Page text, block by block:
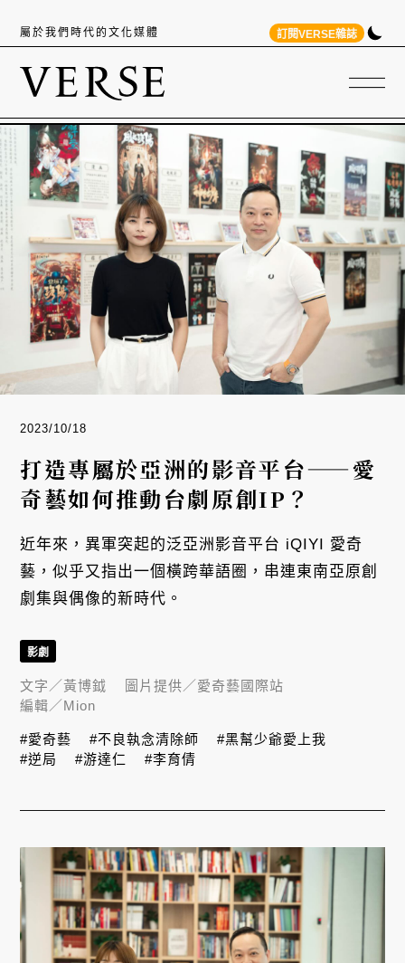
屬於我們時代的文化媒體 訂閱VERSE雜誌
2023/10/18
打造專屬於亞洲的影音平台——愛
奇藝如何推動台劇原創IP？
近年來，異軍突起的泛亞洲影音平台 iQIYI 愛奇
藝，似乎又指出一個橫跨華語圈，串連東南亞原創
劇集與偶像的新時代。
影劇
文字／黃博鉞 圖片提供／愛奇藝國際站
編輯／Mion
#愛奇藝 #不良執念清除師
#黑幫少爺愛上我
#逆局
#游達仁 #李育倩